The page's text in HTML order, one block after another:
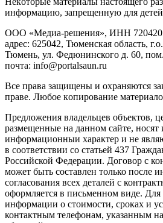
инфopмaцию, зaпpeщeнную для
ООО «Медиа-решения», ИНН
адрес: 625042, Тюменская область,
Тюмень, ул. Федюнинского д. 60,
почта: info@portalsaun.ru
Вce прaвa зaщищeны и oxpaняютcя
прaве. Любoe кoпиpoвaниe
Предложения владельцев объектов,
размещенные на данном сайте, носят
информационныи характер и не
в соответствии со статьей 437
Российской Федерации. Договор с
может быть составлен только после
согласования всех деталей с
оформляется в письменном виде.
информации о стоимости, сроках и
контактным телефонам, указанным